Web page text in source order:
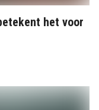
het voor